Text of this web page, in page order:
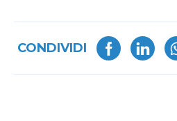
CONDIVIDI